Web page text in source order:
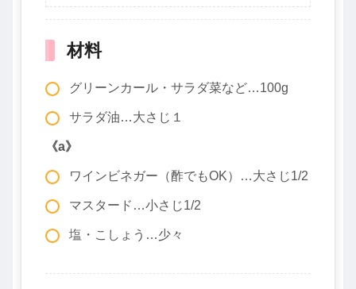
材料
グリーンカール・サラダ菜など…100g
サラダ油…大さじ１
《a》
ワインビネガー（酢でもOK）…大さじ1/2
マスタード…小さじ1/2
塩・こしょう…少々